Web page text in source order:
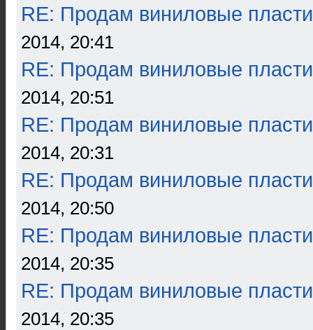
RE: Продам виниловые
2014, 20:41
RE: Продам виниловые
2014, 20:51
RE: Продам виниловые
2014, 20:31
RE: Продам виниловые
2014, 20:50
RE: Продам виниловые
2014, 20:35
RE: Продам виниловые
2014, 20:35